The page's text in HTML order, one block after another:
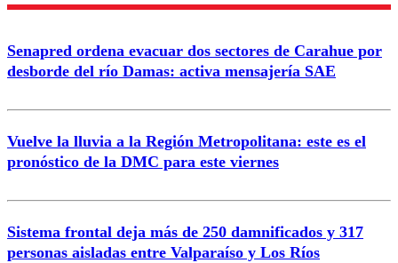
Enviar comentario
Senapred ordena evacuar dos sectores de Carahue por
desborde del río Damas: activa mensajería SAE
Vuelve la lluvia a la Región Metropolitana: este es el
pronóstico de la DMC para este viernes
Sistema frontal deja más de 250 damnificados y 317
personas aisladas entre Valparaíso y Los Ríos